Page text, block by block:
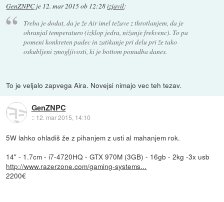
GenZNPCje 12. mar 2015 ob 12:28izjavil:
Treba je dodat, da je že Air imel težave z throtlanjem, da je
ohranjal temperaturo (izklop jedra, nižanje frekvenc). To pa
pomeni konkreten padec in zatikanje pri delu pri že tako
oskubljeni zmogljivosti, ki je bottom ponudba danes.
To je veljalo zapvega Aira. Novejsi nimajo vec teh tezav.
GenZNPC
:: 12. mar 2015, 14:10
5W lahko ohladiš že z pihanjem z usti al mahanjem rok.
14" - 1.7cm - i7-4720HQ - GTX 970M (3GB) - 16gb - 2kg -3x usb
http://www.razerzone.com/gaming-systems...
2200€